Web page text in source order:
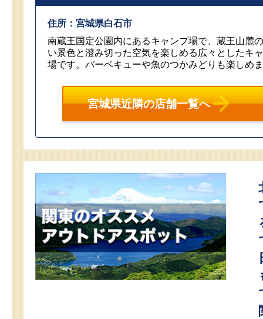
住所：宮城県白石市
南蔵王国定公園内にあるキャンプ場で、蔵王山麓
い景色と澄み切った空気を楽しめる広々としたキ
場です。バーベキューや魚のつかみどりも楽しめ
宮城県近隣の店舗一覧へ